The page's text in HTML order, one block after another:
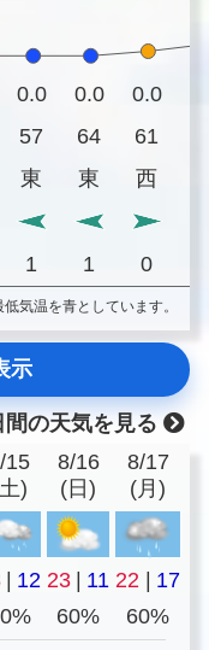
0.0 0.0 0.0
57 64 61
東 東 西
1 1 0
気温を青としています。
示
間の天気を見る
15
)
8/16
(日)
8/17
(月)
| 12 23 | 11 22 | 17
60% 60%